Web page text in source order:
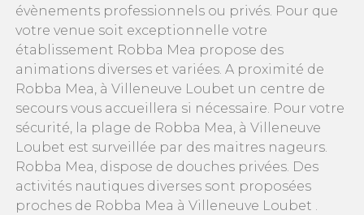
évènements professionnels ou privés. Pour que
votre venue soit exceptionnelle votre
établissement Robba Mea propose des
animations diverses et variées. A proximité de
Robba Mea, à Villeneuve Loubet un centre de
secours vous accueillera si nécessaire. Pour votre
sécurité, la plage de Robba Mea, à Villeneuve
Loubet est surveillée par des maitres nageurs.
Robba Mea, dispose de douches privées. Des
activités nautiques diverses sont proposées
proches de Robba Mea à Villeneuve Loubet .